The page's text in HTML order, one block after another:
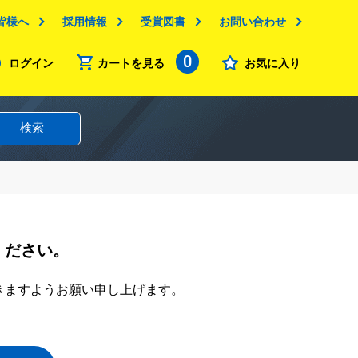
様へ 採用情報 受賞図書 お問い合わせ
ログイン カートを見る 0 お気に入り
検索
さい。
すようお願い申し上げます。